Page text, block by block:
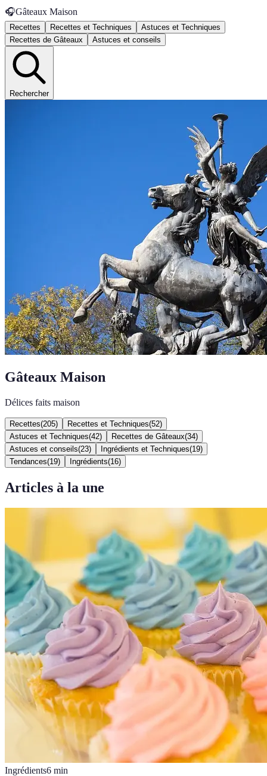
🎧Gâteaux Maison
Recettes Recettes et Techniques
Astuces et Techniques
Recettes de Gâteaux
Astuces et conseils
Rechercher
Gâteaux Maison
Délices faits maison
Recettes(205) Recettes et Techniques(52)
Astuces et Techniques(42) Recettes de Gâteaux(34)
Astuces et conseils(23) Ingrédients et Techniques(19)
Tendances(19) Ingrédients(16)
Articles à la une
Ingrédients6 min